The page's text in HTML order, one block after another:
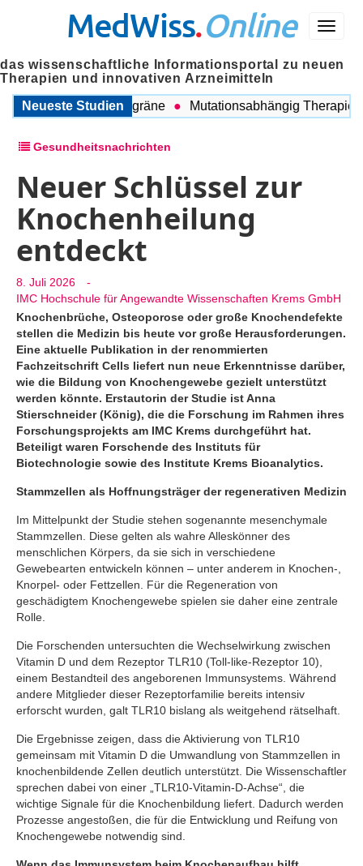
Menü
MedWiss.Online
das wissenschaftliche Informationsportal zu neuen
Therapien und innovativen Arzneimitteln
Neueste Studien
COPD und Migräne Mutationsabhängig Therapie
Gesundheitsnachrichten
Neuer Schlüssel zur
Knochenheilung
entdeckt
8. Juli 2026
-
IMC Hochschule für Angewandte Wissenschaften Krems GmbH
Knochenbrüche, Osteoporose oder große Knochendefekte
stellen die Medizin bis heute vor große Herausforderungen.
Eine aktuelle Publikation in der renommierten
Fachzeitschrift Cells liefert nun neue Erkenntnisse darüber,
wie die Bildung von Knochengewebe gezielt unterstützt
werden könnte. Erstautorin der Studie ist Anna
Stierschneider (König), die die Forschung im Rahmen ihres
Forschungsprojekts am IMC Krems durchgeführt hat.
Beteiligt waren Forschende des Instituts für
Biotechnologie sowie des Institute Krems Bioanalytics.
Stammzellen als Hoffnungsträger der regenerativen Medizin
Im Mittelpunkt der Studie stehen sogenannte mesenchymale
Stammzellen. Diese gelten als wahre Alleskönner des
menschlichen Körpers, da sie sich in verschiedene
Gewebearten entwickeln können – unter anderem in Knochen-,
Knorpel- oder Fettzellen. Für die Regeneration von
geschädigtem Knochengewebe spielen sie daher eine zentrale
Rolle.
Die Forschenden untersuchten die Wechselwirkung zwischen
Vitamin D und dem Rezeptor TLR10 (Toll-like-Rezeptor 10),
einem Bestandteil des angeborenen Immunsystems. Während
andere Mitglieder dieser Rezeptorfamilie bereits intensiv
erforscht wurden, galt TLR10 bislang als weitgehend rätselhaft.
Die Ergebnisse zeigen, dass die Aktivierung von TLR10
gemeinsam mit Vitamin D die Umwandlung von Stammzellen in
knochenbildende Zellen deutlich unterstützt. Die Wissenschaftler
sprechen dabei von einer „TLR10-Vitamin-D-Achse“, die
wichtige Signale für die Knochenbildung liefert. Dadurch werden
Prozesse angestoßen, die für die Entwicklung und Reifung von
Knochengewebe notwendig sind.